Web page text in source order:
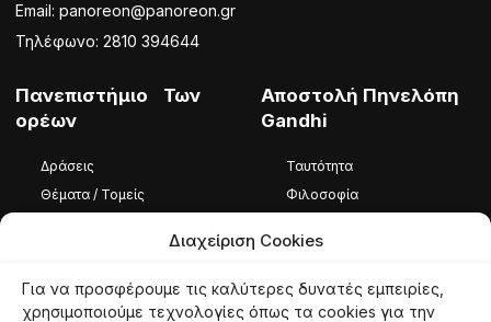
Διαχείριση Cookies
Για να προσφέρουμε τις καλύτερες δυνατές εμπειρίες,
χρησιμοποιούμε τεχνολογίες όπως τα cookies για την
Email: panoreon@panoreon.gr
Τηλέφωνο: 2810 394644
Πανεπιστήμιο Των
ορέων
Δράσεις
Θέματα / Τομείς
Αποστολή Πηνελόπη
Gandhi
Ταυτότητα
Φιλοσοφία
Ταυτότητα